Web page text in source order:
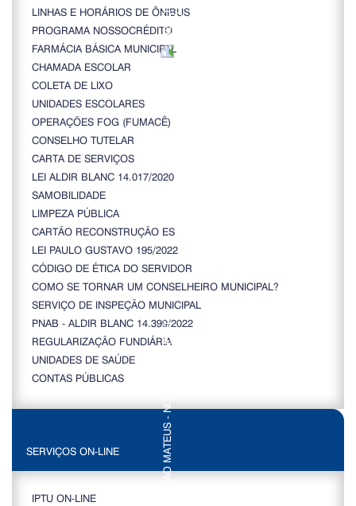
LINHAS E HORÁRIOS DE ÔNIBUS
PROGRAMA NOSSOCRÉDITO
FARMÁCIA BÁSICA MUNICIPAL
CHAMADA ESCOLAR
COLETA DE LIXO
UNIDADES ESCOLARES
OPERAÇÕES FOG (FUMACÊ)
CONSELHO TUTELAR
CARTA DE SERVIÇOS
LEI ALDIR BLANC 14.017/2020
SAMOBILIDADE
LIMPEZA PÚBLICA
CARTÃO RECONSTRUÇÃO ES
LEI PAULO GUSTAVO 195/2022
CÓDIGO DE ÉTICA DO SERVIDOR
COMO SE TORNAR UM CONSELHEIRO MUNICIPAL?
SERVIÇO DE INSPEÇÃO MUNICIPAL
PNAB - ALDIR BLANC 14.399/2022
REGULARIZAÇÃO FUNDIÁRIA
UNIDADES DE SAÚDE
CONTAS PÚBLICAS
SERVIÇOS ON-LINE
IPTU ON-LINE